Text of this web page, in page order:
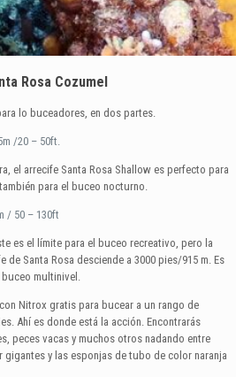
Rosa Cozumel
lo buceadores, en dos partes.
/20 – 50ft.
el arrecife Santa Rosa Shallow es perfecto para
para el buceo nocturno.
/ 50 – 130ft
es el límite para el buceo recreativo, pero la
de Santa Rosa desciende a 3000 pies/915 m. Es
multinivel.
Nitrox gratis para bucear a un rango de
Ahí es donde está la acción. Encontrarás
peces vacas y muchos otros nadando entre
gigantes y las esponjas de tubo de color naranja